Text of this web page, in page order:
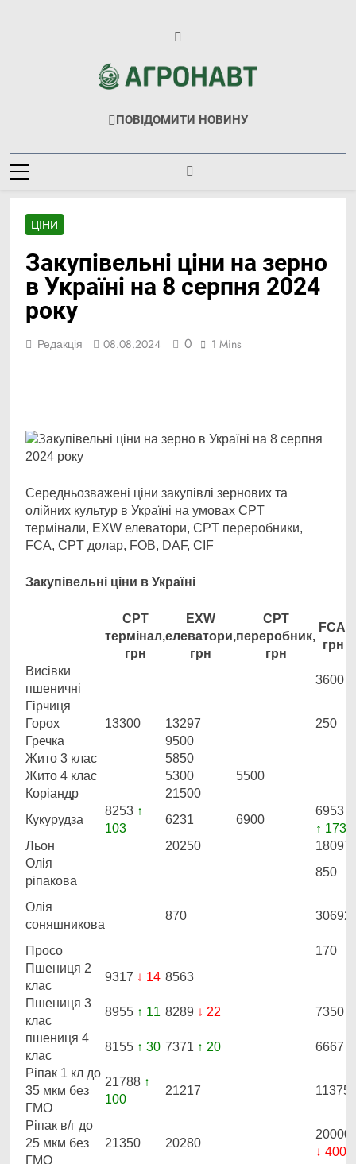
Агронавт
Новини Українського Агробізнесу
ПОВІДОМИТИ НОВИНУ
ЦІНИ
Закупівельні ціни на зерно
в Україні на 8 серпня 2024
року
Редакція 08.08.2024 0 1 Mins
Link
Середньозважені ціни закупівлі зернових та
олійних культур в Україні на умовах CPT
термінали, EXW елеватори, CPT переробники,
FCA, CPT долар, FOB, DAF, CIF
Закупівельні ціни в Україні
CPT
термінал,
грн
EXW
елеватори,
грн
CPT
переробник,
грн
FCA,
грн
Висівки
пшеничні
3600
Гірчиця
Горох
13300 13297 250
Гречка
9500
Жито 3 клас
5850
Жито 4 клас
5300
5500
Коріандр
21500
Кукурудза
8253 ↑
103
6231 6900
6953
↑ 173
Льон
20250
18097
Олія
ріпакова
850
Олія
соняшникова
870 30692
Просо
170
Пшениця 2
клас
9317 ↓ 14 8563
Пшениця 3
клас
8955 ↑ 11 8289 ↓ 22 7350
пшениця 4
клас
8155 ↑ 30 7371 ↑ 20 6667
Ріпак 1 кл до
35 мкм без
ГМО
21788 ↑
100
21217 11375
Ріпак в/г до
25 мкм без
ГМО
21350 20280
20000
↓ 400